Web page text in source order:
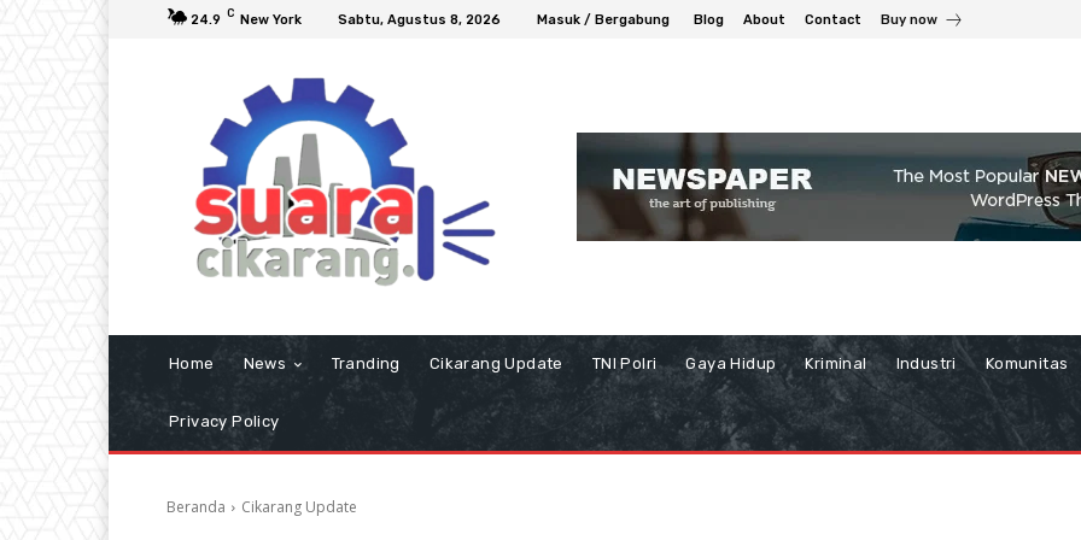
24.9 C New York Sabtu, Agustus 8, 2026 Masuk / Bergabung Blog About Contact Buy now
Home News Tranding Cikarang Update TNI Polri Gaya Hidup Kriminal Industri Komunitas
Privacy Policy
Beranda Cikarang Update